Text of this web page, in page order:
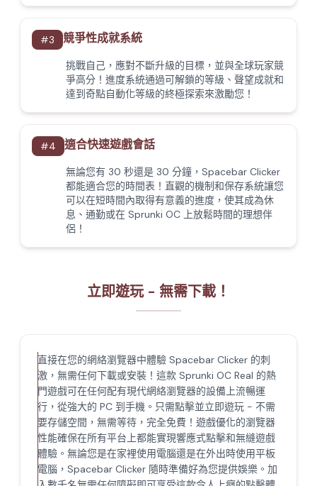
#3 競爭性成就系統
挑戰自己，應對不斷升級的目標，並與全球玩家競
爭高分！進度系統通過可解鎖的等級、聲望成就和
達到奇點自動化等級的終極探索來激勵您！
#4 適合快速遊戲會話
無論您有 30 秒還是 30 分鐘，Spacebar Clicker
都能適合您的時間表！直觀的機制和保存系統讓您
可以在短時間內取得有意義的進度，使其成為休
息、通勤或在 Sprunki OC 上放鬆時間的理想伴
侶！
立即遊玩 - 無需下載！
直接在您的網絡瀏覽器中體驗 Spacebar Clicker 的刺
激，無需任何下載或安裝！這款 Sprunki OC Real 的熱
門遊戲可在任何配有現代網絡瀏覽器的設備上流暢運
行，從強大的 PC 到手機。只需點擊並立即遊玩 - 不需
要存儲空間，無需等待，完全免費！遊戲優化的瀏覽器
性能確保在所有平台上都能實現響應式點擊和無縫遊戲
體驗。無論您是在家裡使用電腦還是在外出時使用平板
電腦，Spacebar Clicker 隨時準備好為您提供娛樂。加